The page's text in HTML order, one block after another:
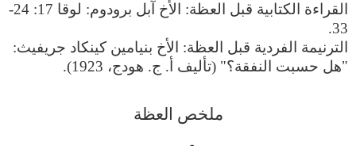
القراءة الكتابية قبل العظة: الأخ آبل برودوم: لوقا 17: 24-
33.
الترنيمة الفردية قبل العظة: الأخ بنيامين كينكاد جريفيث:
"هل حسبت النفقة؟" (تأليف أ. ج. هودج، 1923).
ملخص العظة